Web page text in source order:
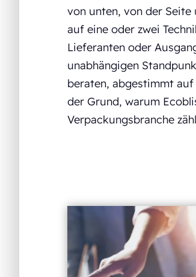
von unten, von der
auf eine oder zwei
Lieferanten oder
unabhängigen
beraten, abgestimmt
der Grund, warum
Verpackungsbranche